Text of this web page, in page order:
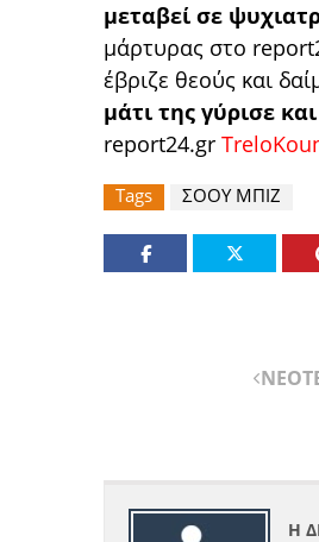
μεταβεί σε
μάρτυρας στο
έβριζε θεούς και
μάτι της γύρισε
report24.gr
Tags ΣΟΟΥ ΜΠΙΖ
Η